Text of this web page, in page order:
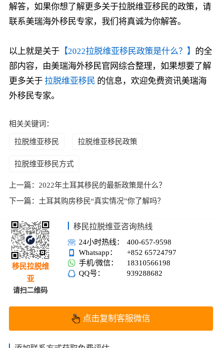
解答，如果你想了解更多关于拉脱维亚移民的政策，请
联系美瑞海外移民专家，我们将真诚为你解答。
以上就是关于【2022拉脱维亚移民政策是什么？】 的全
部内容，由美瑞海外移民官网综合整理，如果想要了解
更多关于 拉脱维亚移民 的信息，欢迎免费资讯美瑞海
外移民专家。
相关关键词：
拉脱维亚移民 拉脱维亚移民政策
拉脱维亚移民方式
上一篇： 2022年土耳其移民的最新政策是什么？
下一篇： 土耳其购房移民“真实情况”你了解吗？
移民拉脱维
亚
请扫二维码
移民拉脱维亚咨询热线
24小时热线：
400-657-9598
Whatsapp：
+852 65724797
手机/微信：
18310566198
QQ号：
939288682
点击复制客服微信